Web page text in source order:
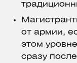
от армии,
этом
сразу